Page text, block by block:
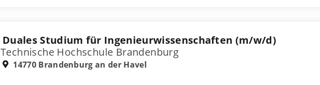
Duales Studium für Ingenieurwissenschaften (m/w/d)
Technische Hochschule Brandenburg
14770 Brandenburg an der Havel